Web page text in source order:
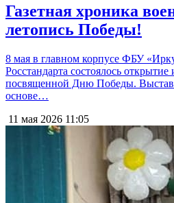
Газетная хроника
летопись Победы!
8 мая в главном корпусе ФБУ
Росстандарта состоялось
посвященной Дню Победы.
основе…
11 мая 2026 11:05